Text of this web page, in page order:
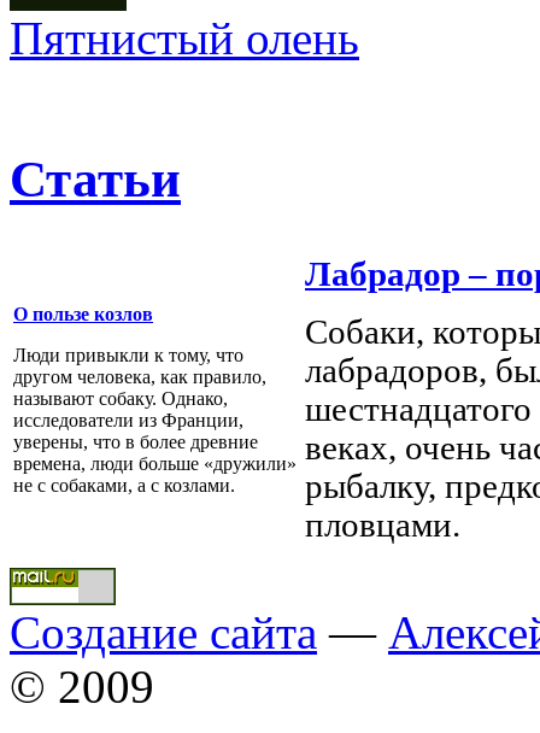
Пятнистый олень
Статьи
О пользе козлов
Люди привыкли к тому, что
другом человека, как правило,
называют собаку. Однако,
исследователи из Франции,
уверены, что в более древние
времена, люди больше «дружили»
не с собаками, а с козлами.
Лабрадор –
Собаки,
лабрадоров,
веках, очень
рыбалку,
пловцами.
Создание сайта —
© 2009